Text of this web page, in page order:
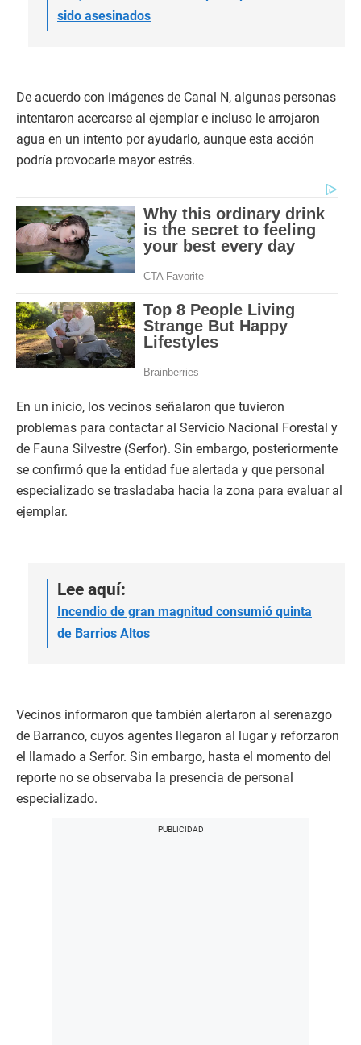
sido asesinados
De acuerdo con imágenes de Canal N, algunas personas
intentaron acercarse al ejemplar e incluso le arrojaron
agua en un intento por ayudarlo, aunque esta acción
podría provocarle mayor estrés.
En un inicio, los vecinos señalaron que tuvieron
problemas para contactar al Servicio Nacional Forestal y
de Fauna Silvestre (Serfor). Sin embargo, posteriormente
se confirmó que la entidad fue alertada y que personal
especializado se trasladaba hacia la zona para evaluar al
ejemplar.
Lee aquí:
Incendio de gran magnitud consumió quinta
de Barrios Altos
Vecinos informaron que también alertaron al serenazgo
de Barranco, cuyos agentes llegaron al lugar y reforzaron
el llamado a Serfor. Sin embargo, hasta el momento del
reporte no se observaba la presencia de personal
especializado.